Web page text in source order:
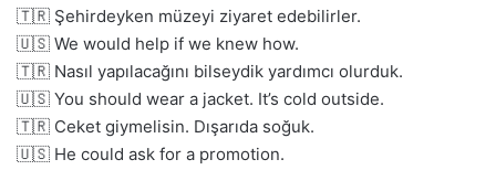
🇹🇷 Şehirdeyken müzeyi ziyaret edebilirler.
🇺🇸 We would help if we knew how.
🇹🇷 Nasıl yapılacağını bilseydik yardımcı olurduk.
🇺🇸 You should wear a jacket. It’s cold outside.
🇹🇷 Ceket giymelisin. Dışarıda soğuk.
🇺🇸 He could ask for a promotion.